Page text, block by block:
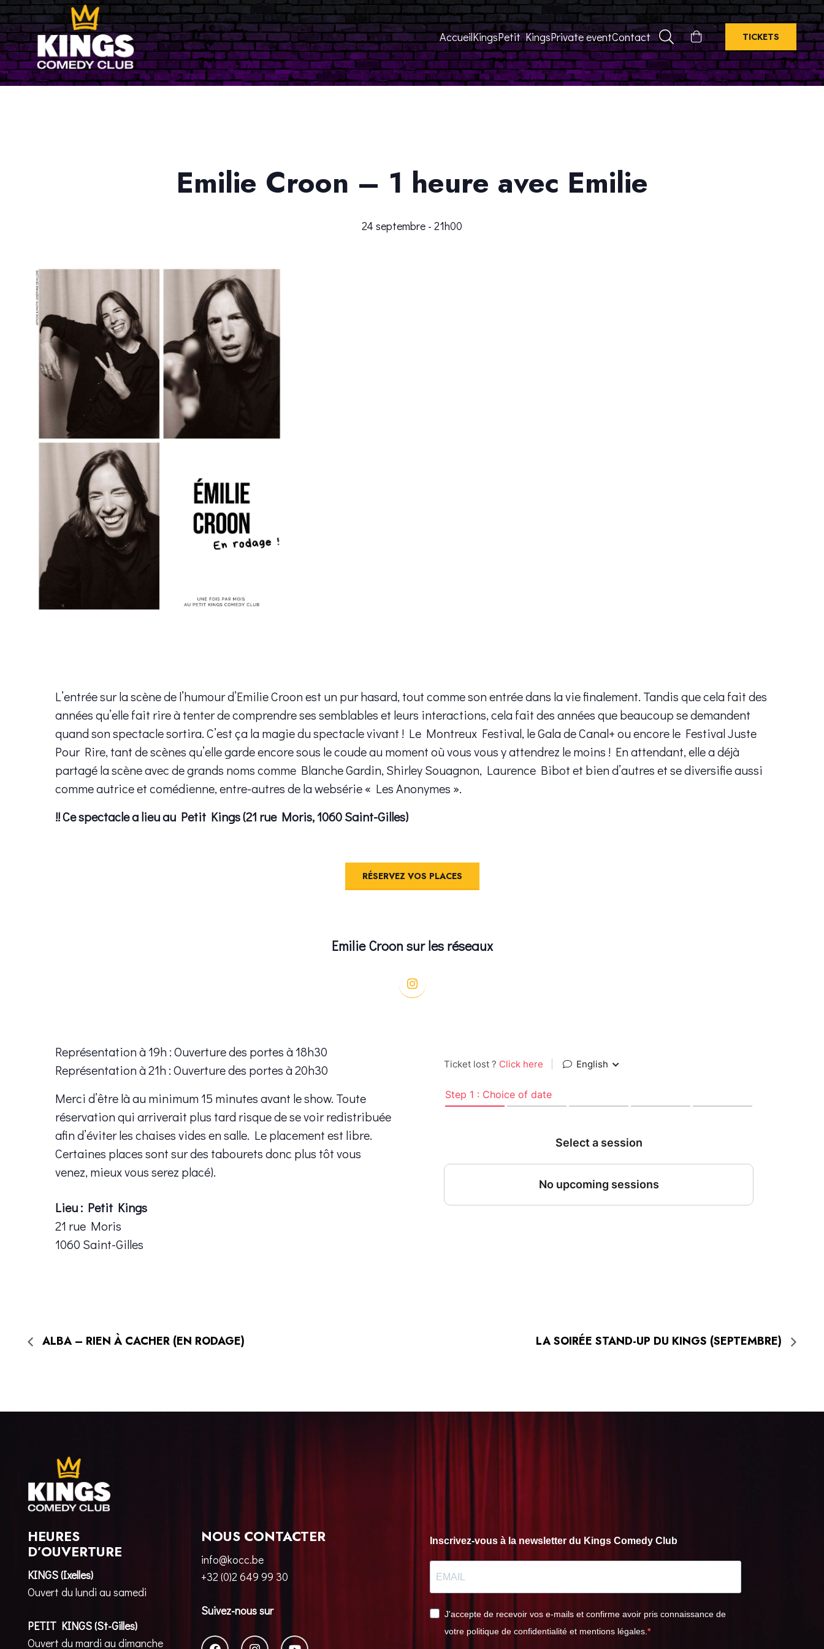
AccueilKingsPetit KingsPrivate eventContact TICKETS
Emilie Croon – 1 heure avec Emilie
24 septembre - 21h00
L’entrée sur la scène de l’humour d’Emilie Croon est un pur hasard, tout comme son entrée dans la vie finalement. Tandis que cela fait des
années qu’elle fait rire à tenter de comprendre ses semblables et leurs interactions, cela fait des années que beaucoup se demandent
quand son spectacle sortira. C’est ça la magie du spectacle vivant ! Le Montreux Festival, le Gala de Canal+ ou encore le Festival Juste
Pour Rire, tant de scènes qu’elle garde encore sous le coude au moment où vous vous y attendrez le moins ! En attendant, elle a déjà
partagé la scène avec de grands noms comme Blanche Gardin, Shirley Souagnon, Laurence Bibot et bien d’autres et se diversifie aussi
comme autrice et comédienne, entre-autres de la websérie « Les Anonymes ».
!! Ce spectacle a lieu au Petit Kings (21 rue Moris, 1060 Saint-Gilles)
RÉSERVEZ VOS PLACES
Emilie Croon sur les réseaux
Représentation à 19h : Ouverture des portes à 18h30
Représentation à 21h : Ouverture des portes à 20h30
Merci d’être là au minimum 15 minutes avant le show. Toute
réservation qui arriverait plus tard risque de se voir redistribuée
afin d’éviter les chaises vides en salle. Le placement est libre.
Certaines places sont sur des tabourets donc plus tôt vous
venez, mieux vous serez placé).
Lieu : Petit Kings
21 rue Moris
1060 Saint-Gilles
ALBA – RIEN À CACHER (EN RODAGE) LA SOIRÉE STAND-UP DU KINGS (SEPTEMBRE)
HEURES
D’OUVERTURE
KINGS (Ixelles)
Ouvert du lundi au samedi
PETIT KINGS (St-Gilles)
Ouvert du mardi au dimanche
NOUS CONTACTER
info@kocc.be
+32 (0)2 649 99 30
Suivez-nous sur
Inscrivez-vous à la newsletter du Kings Comedy Club
J'accepte de recevoir vos e-mails et confirme avoir pris connaissance de
votre politique de confidentialité et mentions légales.